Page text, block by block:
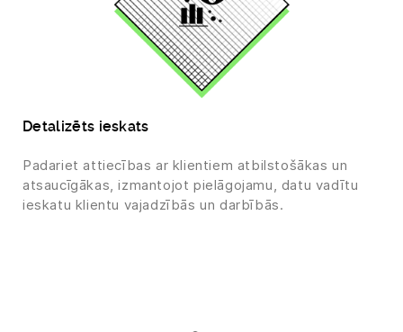
Detalizēts ieskats
Padariet attiecības ar klientiem atbilstošākas un
atsaucīgākas, izmantojot pielāgojamu, datu vadītu
ieskatu klientu vajadzībās un darbībās.